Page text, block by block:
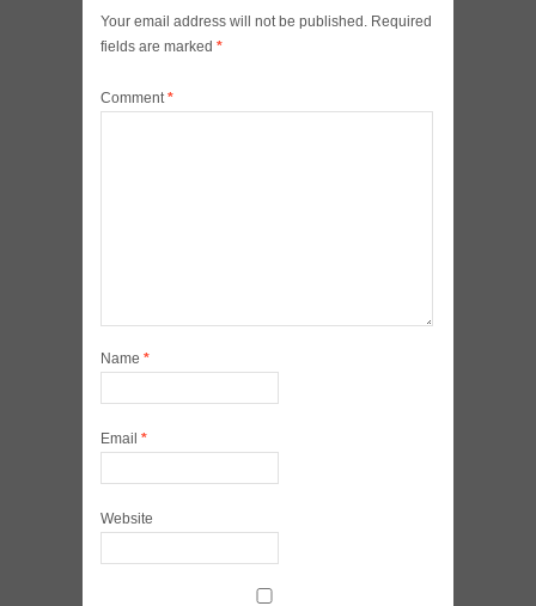
Your email address will not be published. Required
fields are marked *
Comment*
Name *
Email *
Website